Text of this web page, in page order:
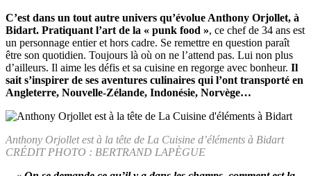
C’est dans un tout autre univers qu’évolue Anthony Orjollet, à
Bidart. Pratiquant l’art de la « punk food », ce chef de 34 ans est
un personnage entier et hors cadre. Se remettre en question paraît
être son quotidien. Toujours là où on ne l’attend pas. Lui non plus
d’ailleurs. Il aime les défis et sa cuisine en regorge avec bonheur. Il
sait s’inspirer de ses aventures culinaires qui l’ont transporté en
Angleterre, Nouvelle-Zélande, Indonésie, Norvège…
Anthony Orjollet est à la tête de La Cuisine d’éléments à Bidart
CRÉDIT PHOTO : BERTRAND LAPÈGUE